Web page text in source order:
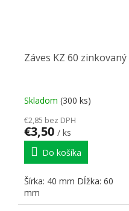
Záves KZ 60 zinkovaný
Skladom (300 ks)
€2,85 bez DPH
€3,50 / ks
Do košíka
Šírka: 40 mm Dĺžka: 60
mm